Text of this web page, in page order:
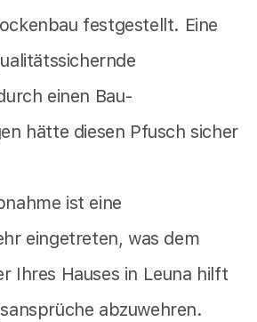
festgestellt. Eine
einen Bau-
hätte diesen Pfusch sicher
ist eine
eingetreten, was dem
Ihres Hauses in Leuna hilft
abzuwehren.